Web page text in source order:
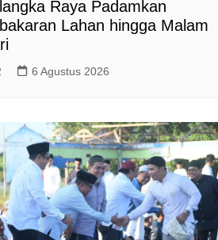
Raya Padamkan
Lahan hingga Malam
6 Agustus 2026